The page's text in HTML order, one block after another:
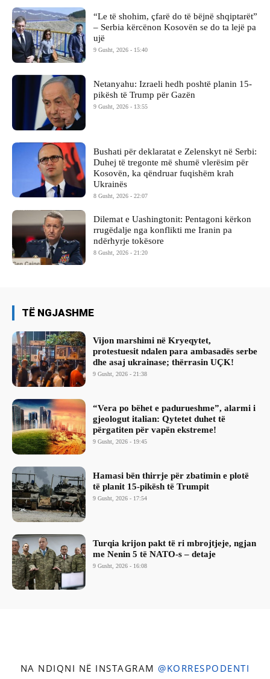
“Le të shohim, çfarë do të bëjnë shqiptarët”
– Serbia kërcënon Kosovën se do ta lejë pa
ujë
9 Gusht, 2026 - 15:40
Netanyahu: Izraeli hedh poshtë planin 15-
pikësh të Trump për Gazën
9 Gusht, 2026 - 13:55
Bushati për deklaratat e Zelenskyt në Serbi:
Duhej të tregonte më shumë vlerësim për
Kosovën, ka qëndruar fuqishëm krah
Ukrainës
8 Gusht, 2026 - 22:07
Dilemat e Uashingtonit: Pentagoni kërkon
rrugëdalje nga konflikti me Iranin pa
ndërhyrje tokësore
8 Gusht, 2026 - 21:20
TË NGJASHME
Vijon marshimi në Kryeqytet,
protestuesit ndalen para ambasadës serbe
dhe asaj ukrainase; thërrasin UÇK!
9 Gusht, 2026 - 21:38
“Vera po bëhet e padurueshme”, alarmi i
gjeologut italian: Qytetet duhet të
përgatiten për vapën ekstreme!
9 Gusht, 2026 - 19:45
Hamasi bën thirrje për zbatimin e plotë
të planit 15-pikësh të Trumpit
9 Gusht, 2026 - 17:54
Turqia krijon pakt të ri mbrojtjeje, ngjan
me Nenin 5 të NATO-s – detaje
9 Gusht, 2026 - 16:08
NA NDIQNI NË INSTAGRAM @KORRESPODENTI